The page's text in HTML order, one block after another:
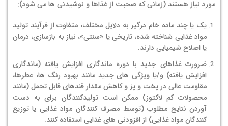
مورد نیاز هستند (زمانی که صحبت از غذاها و نوشیدنی ها می شود):
یک یا چند ماده خام درگیر به دلایل مختلف، متفاوت از فرآیند تولید
مواد غذایی شناخته شده، تاریخی یا «سنتی»، نیاز به بازسازی، درمان
یا اصلاح شیمیایی دارند.
ضرورت غذاهای جدید با دوره ماندگاری افزایش یافته (ماندگاری
افزایش یافته) و/یا ویژگی های جدید مانند بهبود رنگ ها، عطرها،
مقاومت عالی در پخت و پز و کاهش مقدار قندهای قابل تحمل (مانند
محصولات کم لاکتوز) ممکن است تولیدکنندگان برای به دست
آوردن نتایج مطلوب (توسط مصرف کنندگان مواد غذایی یا توزیع
کنندگان مواد غذایی) از افزودنی های غذایی استفاده کنند.